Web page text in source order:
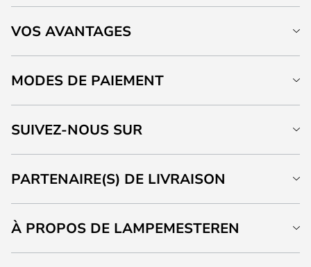
VOS AVANTAGES
MODES DE PAIEMENT
SUIVEZ-NOUS SUR
PARTENAIRE(S) DE LIVRAISON
À PROPOS DE LAMPEMESTEREN